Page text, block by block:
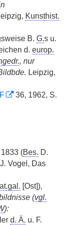
Kunsthist.
B. G.s u.
d. europ.
, nur
Leipzig,
36, 1962, S.
1833 (Bes. D.
Vogel, Das
[Ost]),
(vgl.
):
d. Ä. u. F.